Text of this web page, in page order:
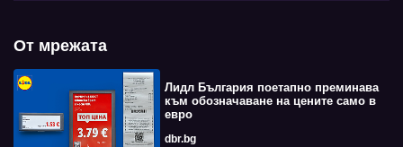
От мрежата
Лидл България поетапно преминава
към обозначаване на цените само в
евро
dbr.bg